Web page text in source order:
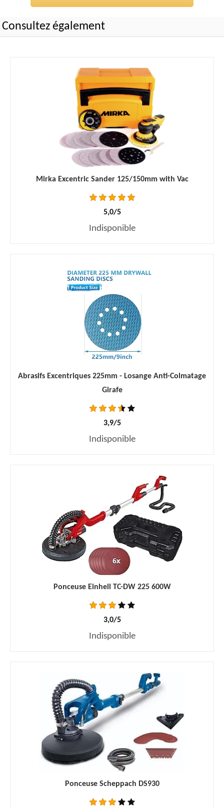
Consultez également
Mirka Excentric Sander 125/150mm with Vac
5,0/5
Indisponible
Abrasifs Excentriques 225mm - Losange Anti-Colmatage
Girafe
3,9/5
Indisponible
Ponceuse Einhell TC-DW 225 600W
3,0/5
Indisponible
Ponceuse Scheppach DS930